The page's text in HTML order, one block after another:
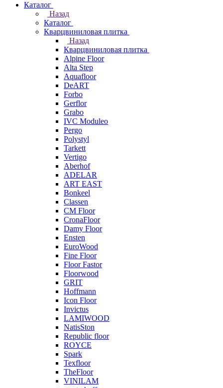
Каталог
Назад
Каталог
Кварцвиниловая плитка
Назад
Кварцвиниловая плитка
Alpine Floor
Alta Step
Aquafloor
DeART
Forbo
Gerflor
Grabo
IVC Moduleo
Pergo
Polystyl
Tarkett
Vertigo
Aberhof
ADELAR
ART EAST
Bonkeel
Classen
CM Floor
CronaFloor
Damy Floor
Ensten
EuroWood
Fine Floor
Floor Fastor
Floorwood
GRIT
Hoffmann
Icon Floor
Invictus
LAMIWOOD
NatisSton
Republic floor
ROYCE
Spark
Texfloor
TheFloor
VINILAM